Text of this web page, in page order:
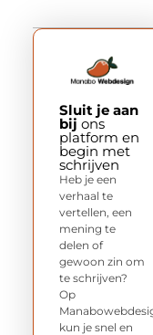
Sluit je aan
bij ons
platform en
begin met
schrijven
Heb je een
verhaal te
vertellen, een
mening te
delen of
gewoon zin om
te schrijven?
Op
kun je snel en